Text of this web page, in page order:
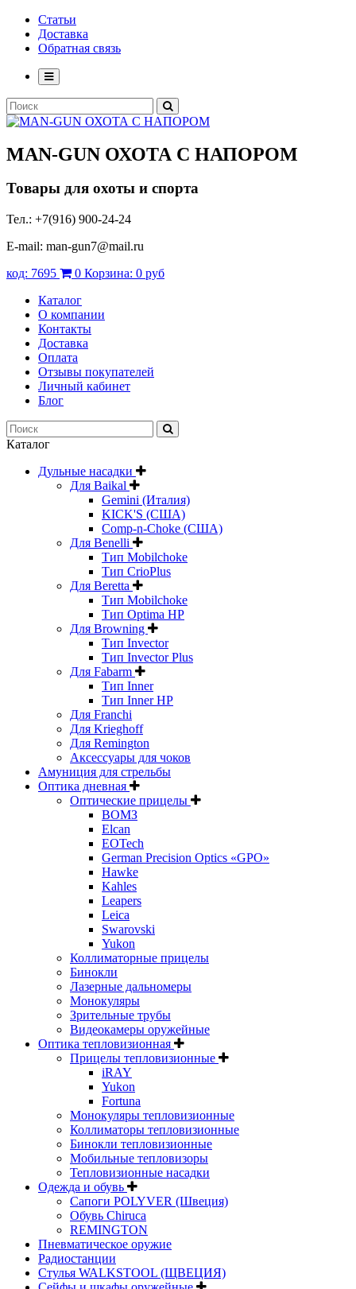
Статьи
Доставка
Обратная связь
MAN-GUN ОХОТА С НАПОРОМ
Товары для охоты и спорта
Тел.: +7(916) 900-24-24
E-mail: man-gun7@mail.ru
код: 7695 0 Корзина: 0 руб
Каталог
О компании
Контакты
Доставка
Оплата
Отзывы покупателей
Личный кабинет
Блог
Каталог
Дульные насадки
Для Baikal
Gemini (Италия)
KICK'S (США)
Comp-n-Choke (США)
Для Benelli
Тип Mobilchoke
Тип CrioPlus
Для Beretta
Тип Mobilchoke
Тип Optima HP
Для Browning
Тип Invector
Тип Invector Plus
Для Fabarm
Тип Inner
Тип Inner HP
Для Franchi
Для Krieghoff
Для Remington
Аксессуары для чоков
Амуниция для стрельбы
Оптика дневная
Оптические прицелы
ВОМЗ
Elcan
EOTech
German Precision Optics «GPO»
Hawke
Kahles
Leapers
Leica
Swarovski
Yukon
Коллиматорные прицелы
Бинокли
Лазерные дальномеры
Монокуляры
Зрительные трубы
Видеокамеры оружейные
Оптика тепловизионная
Прицелы тепловизионные
iRAY
Yukon
Fortuna
Монокуляры тепловизионные
Коллиматоры тепловизионные
Бинокли тепловизионные
Мобильные тепловизоры
Тепловизионные насадки
Одежда и обувь
Сапоги POLYVER (Швеция)
Обувь Chiruca
REMINGTON
Пневматическое оружие
Радиостанции
Стулья WALKSTOOL (ЩВЕЦИЯ)